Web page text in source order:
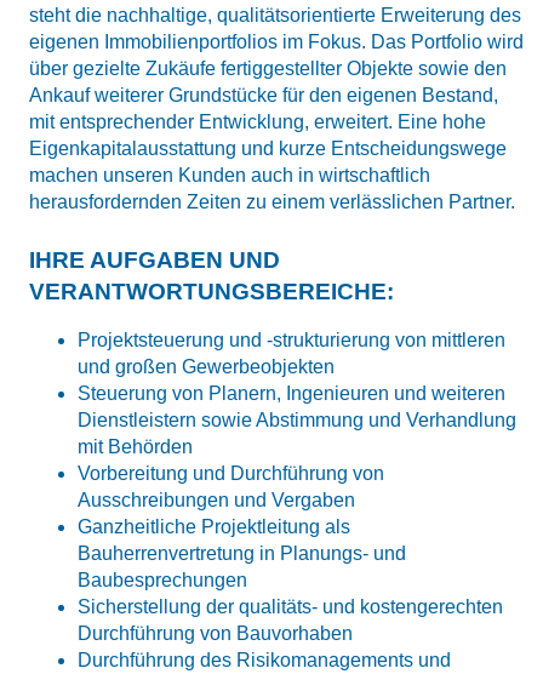
steht die nachhaltige, qualitätsorientierte Erweiterung des
eigenen Immobilienportfolios im Fokus. Das Portfolio wird
über gezielte Zukäufe fertiggestellter Objekte sowie den
Ankauf weiterer Grundstücke für den eigenen Bestand,
mit entsprechender Entwicklung, erweitert. Eine hohe
Eigenkapitalausstattung und kurze Entscheidungswege
machen unseren Kunden auch in wirtschaftlich
herausfordernden Zeiten zu einem verlässlichen Partner.
IHRE AUFGABEN UND
VERANTWORTUNGSBEREICHE:
Projektsteuerung und -strukturierung von mittleren
und großen Gewerbeobjekten
Steuerung von Planern, Ingenieuren und weiteren
Dienstleistern sowie Abstimmung und Verhandlung
mit Behörden
Vorbereitung und Durchführung von
Ausschreibungen und Vergaben
Ganzheitliche Projektleitung als
Bauherrenvertretung in Planungs- und
Baubesprechungen
Sicherstellung der qualitäts- und kostengerechten
Durchführung von Bauvorhaben
Durchführung des Risikomanagements und